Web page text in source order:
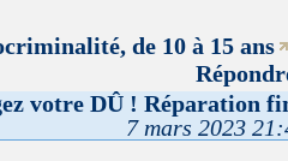
de 10 à 15 ans
votre DÛ ! Réparation
7 mars 2023